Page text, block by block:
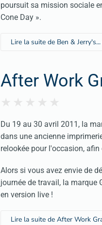
poursuit sa mission sociale
Cone Day ».
Lire la suite de Ben &
After Work
Du 19 au 30 avril 2011, la
dans une ancienne
relookée pour l'occasion,
Alors si vous avez envie de
journée de travail, la marque
en version live !
Lire la suite de After Work